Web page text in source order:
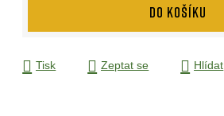
DO KOŠÍKU
Tisk Zeptat se Hlídat